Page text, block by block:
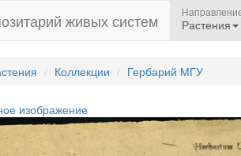
живых систем Растения
Коллекции Гербарий МГУ
изображение